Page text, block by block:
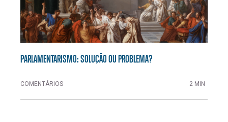
PARLAMENTARISMO: SOLUÇÃO OU PROBLEMA?
COMENTÁRIOS 2 MIN